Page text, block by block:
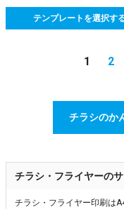
テンプレートを選択す
1 2
チラシのか
チラシ・フライヤーの
チラシ・フライヤー印刷は